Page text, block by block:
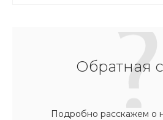
Обратная
Подробно расскажем о